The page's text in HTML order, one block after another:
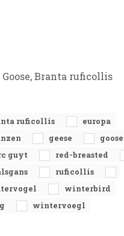
Goose, Branta ruficollis
ruficollis
europa
geese
goose
guyt
red-breasted
ruficollis
winterbird
wintervoegl